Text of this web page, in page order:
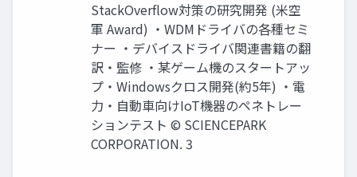
StackOverflow対策の研究開発 (米空
軍 Award) ・WDMドライバの各種セミ
ナー ・デバイスドライバ関連書籍の翻
訳・監修 ・某ゲーム機のスタートアッ
プ・Windowsクロス開発(約5年) ・電
力・自動車向けIoT機器のペネトレー
ションテスト © SCIENCEPARK
CORPORATION. 3